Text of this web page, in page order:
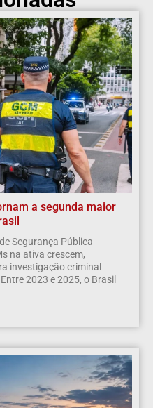
a segunda maior
Segurança Pública
na ativa crescem,
investigação criminal
2023 e 2025, o Brasil